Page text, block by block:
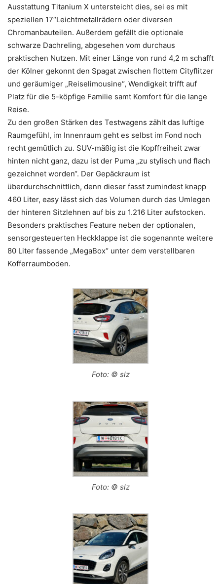
Ausstattung Titanium X untersteicht dies, sei es mit
speziellen 17“Leichtmetallrädern oder diversen
Chromanbauteilen. Außerdem gefällt die optionale
schwarze Dachreling, abgesehen vom durchaus
praktischen Nutzen. Mit einer Länge von rund 4,2 m schafft
der Kölner gekonnt den Spagat zwischen flottem Cityflitzer
und geräumiger „Reiselimousine“, Wendigkeit trifft auf
Platz für die 5-köpfige Familie samt Komfort für die lange
Reise.
Zu den großen Stärken des Testwagens zählt das luftige
Raumgefühl, im Innenraum geht es selbst im Fond noch
recht gemütlich zu. SUV-mäßig ist die Kopffreiheit zwar
hinten nicht ganz, dazu ist der Puma „zu stylisch und flach
gezeichnet worden“. Der Gepäckraum ist
überdurchschnittlich, denn dieser fasst zumindest knapp
460 Liter, easy lässt sich das Volumen durch das Umlegen
der hinteren Sitzlehnen auf bis zu 1.216 Liter aufstocken.
Besonders praktisches Feature neben der optionalen,
sensorgesteuerten Heckklappe ist die sogenannte weitere
80 Liter fassende „MegaBox“ unter dem verstellbaren
Kofferraumboden.
Foto: © slz
Foto: © slz